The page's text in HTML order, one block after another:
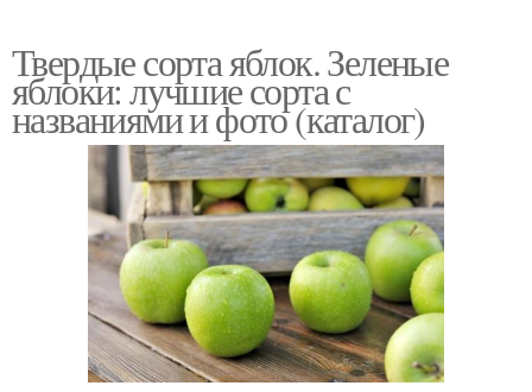
Твердые сорта яблок. Зеленые
яблоки: лучшие сорта с
названиями и фото (каталог)